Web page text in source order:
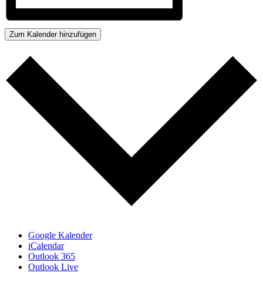
Zum Kalender hinzufügen
Google Kalender
iCalendar
Outlook 365
Outlook Live